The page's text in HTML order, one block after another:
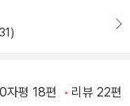
자평 18편 리뷰 22편